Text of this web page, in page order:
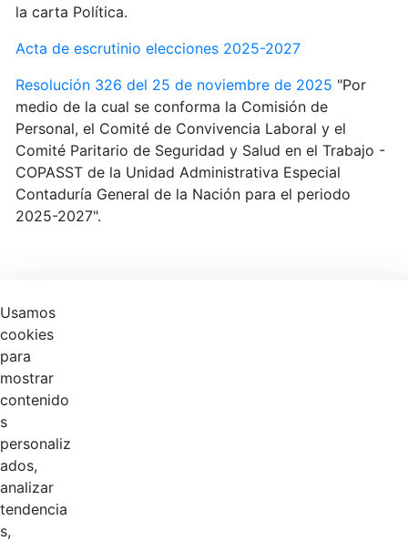
la carta Política.
Acta de escrutinio elecciones 2025-2027
Resolución 326 del 25 de noviembre de 2025 "Por
medio de la cual se conforma la Comisión de
Personal, el Comité de Convivencia Laboral y el
Comité Paritario de Seguridad y Salud en el Trabajo -
COPASST de la Unidad Administrativa Especial
Contaduría General de la Nación para el periodo
2025-2027".
0 de 4 Artículos seleccionados/as
Inicio
Geo portales
Usamos
cookies
para
mostrar
contenido
s
personaliz
ados,
analizar
tendencia
s,